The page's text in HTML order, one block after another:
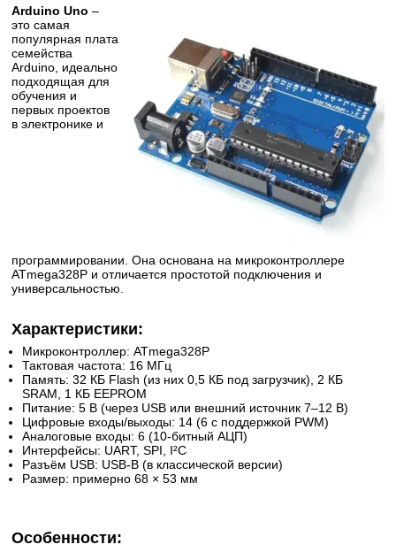
Arduino Uno –
это самая
популярная плата
семейства
Arduino, идеально
подходящая для
обучения и
первых проектов
в электронике и
программировании. Она основана на микроконтроллере
ATmega328P и отличается простотой подключения и
универсальностью.
Характеристики:
Микроконтроллер: ATmega328P
Тактовая частота: 16 МГц
Память: 32 КБ Flash (из них 0,5 КБ под загрузчик), 2 КБ
SRAM, 1 КБ EEPROM
Питание: 5 В (через USB или внешний источник 7–12 В)
Цифровые входы/выходы: 14 (6 с поддержкой PWM)
Аналоговые входы: 6 (10-битный АЦП)
Интерфейсы: UART, SPI, I²C
Разъём USB: USB-B (в классической версии)
Размер: примерно 68 × 53 мм
Особенности: